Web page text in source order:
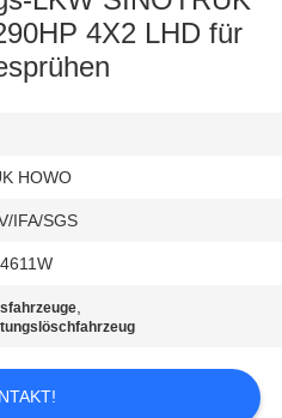
4X2 LHD für
HOWO
IFA/SGS
,